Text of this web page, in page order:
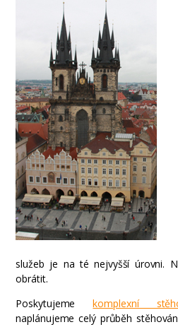
služeb je na té nejvyšší úrovni.
obrátit.
Poskytujemekomplexní
naplánujeme celý průběh